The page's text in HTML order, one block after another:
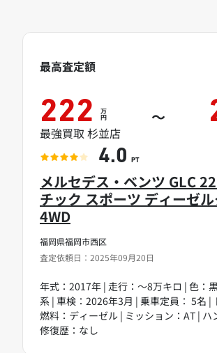
福岡県福岡市西区
査定依頼日：2025年09月20日
メルセデス・ベンツ GLC
チック スポーツ ディーゼ
4WD
年式：2017年 | 走行：～8万キロ | 色：
系 | 車検：2026年3月 | 乗車定員： 5名 |
燃料：ディーゼル | ミッション：AT | ハ
修復歴：なし
最高査定額
222 万
円 ～
最強買取 杉並店
4.0 PT